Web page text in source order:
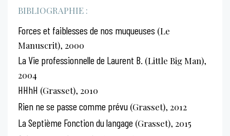
BIBLIOGRAPHIE :
Forces et faiblesses de nos muqueuses (Le
Manuscrit), 2000
La Vie professionnelle de Laurent B. (Little Big Man),
2004
HHhH (Grasset), 2010
Rien ne se passe comme prévu (Grasset), 2012
La Septième Fonction du langage (Grasset), 2015